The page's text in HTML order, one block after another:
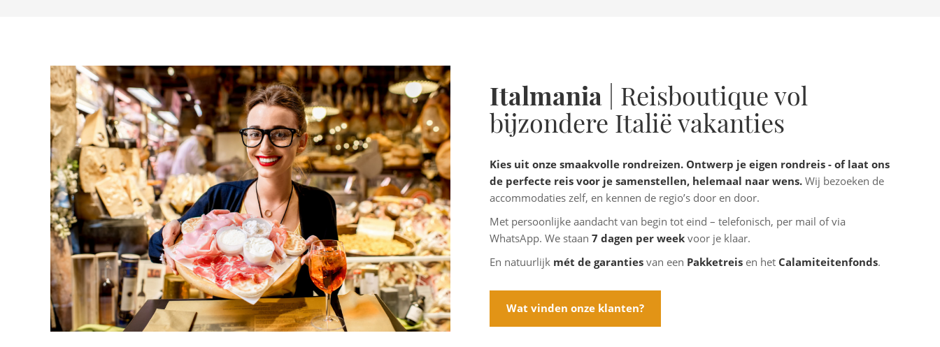
Italmania | Reisboutique vol
bijzondere Italië vakanties
Kies uit onze smaakvolle rondreizen. Ontwerp je eigen rondreis - of laat ons
de perfecte reis voor je samenstellen, helemaal naar wens. Wij bezoeken de
accommodaties zelf, en kennen de regio’s door en door.
Met persoonlijke aandacht van begin tot eind – telefonisch, per mail of via
WhatsApp. We staan 7 dagen per week voor je klaar.
En natuurlijk mét de garanties van een Pakketreis en het Calamiteitenfonds.
Wat vinden onze klanten?